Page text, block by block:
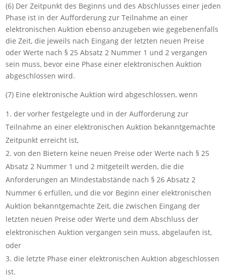
(6) Der Zeitpunkt des Beginns und des Abschlusses einer jeden
Phase ist in der Aufforderung zur Teilnahme an einer
elektronischen Auktion ebenso anzugeben wie gegebenenfalls
die Zeit, die jeweils nach Eingang der letzten neuen Preise
oder Werte nach § 25 Absatz 2 Nummer 1 und 2 vergangen
sein muss, bevor eine Phase einer elektronischen Auktion
abgeschlossen wird.
(7) Eine elektronische Auktion wird abgeschlossen, wenn
der vorher festgelegte und in der Aufforderung zur
Teilnahme an einer elektronischen Auktion bekanntgemachte
Zeitpunkt erreicht ist,
von den Bietern keine neuen Preise oder Werte nach § 25
Absatz 2 Nummer 1 und 2 mitgeteilt werden, die die
Anforderungen an Mindestabstände nach § 26 Absatz 2
Nummer 6 erfüllen, und die vor Beginn einer elektronischen
Auktion bekanntgemachte Zeit, die zwischen Eingang der
letzten neuen Preise oder Werte und dem Abschluss der
elektronischen Auktion vergangen sein muss, abgelaufen ist,
oder
die letzte Phase einer elektronischen Auktion abgeschlossen
ist.